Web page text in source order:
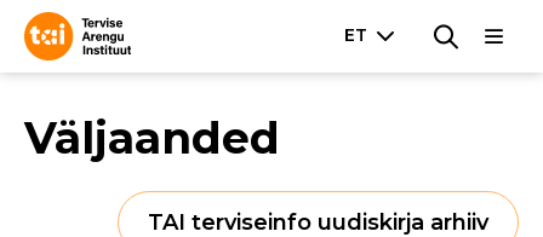
Väljaanded
TAI terviseinfo uudiskirja arhiiv